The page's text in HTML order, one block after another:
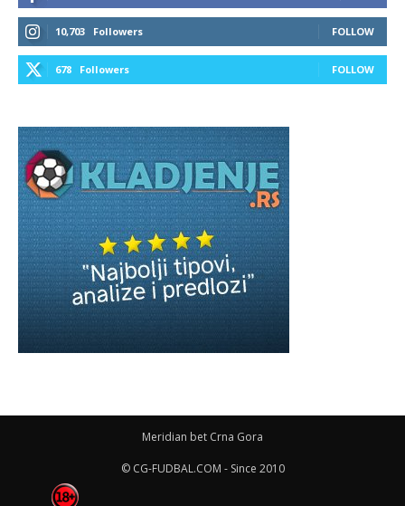
10,703 Followers FOLLOW
678 Followers FOLLOW
Meridian bet Crna Gora
© CG-FUDBAL.COM - Since 2010